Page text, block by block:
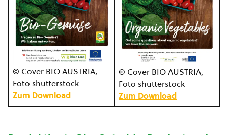
© Cover BIO AUSTRIA,
Foto shutterstock
Zum Download
© Cover BIO AUSTRIA,
Foto shutterstock
Zum Download